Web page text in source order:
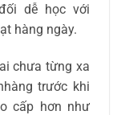
dễ học với
hàng ngày.
chưa từng xa
trước khi
cấp hơn như